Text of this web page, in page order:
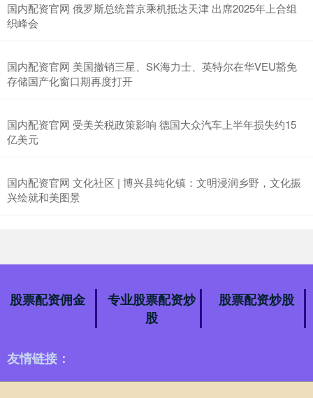
国内配资官网 俄罗斯总统普京乘机抵达天津 出席2025年上合组
织峰会
国内配资官网 美国撤销三星、SK海力士、英特尔在华VEU豁免
存储国产化窗口期再度打开
国内配资官网 受美关税政策影响 德国大众汽车上半年损失约15
亿美元
国内配资官网 文化社区 | 博兴县纯化镇：文明浸润乡野，文化振
兴绘就和美图景
股票配资佣金
专业股票配资炒
股
股票配资炒股
友情链接：